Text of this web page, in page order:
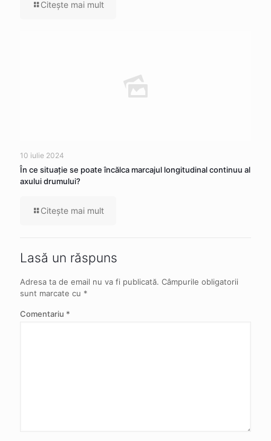
Citeşte mai mult
10 iulie 2024
În ce situaţie se poate încălca marcajul longitudinal continuu al
axului drumului?
Citeşte mai mult
Lasă un răspuns
Adresa ta de email nu va fi publicată. Câmpurile obligatorii
sunt marcate cu *
Comentariu *